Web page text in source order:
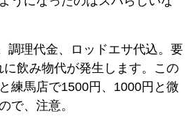
調理代金、ロッドエサ代込。要
飲み物代が発生します。この
練馬店で1500円、1000円と微
で、注意。